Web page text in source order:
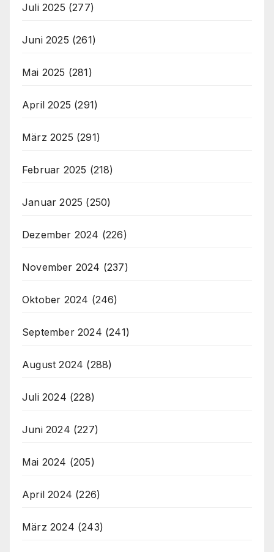
Juli 2025 (277)
Juni 2025 (261)
Mai 2025 (281)
April 2025 (291)
März 2025 (291)
Februar 2025 (218)
Januar 2025 (250)
Dezember 2024 (226)
November 2024 (237)
Oktober 2024 (246)
September 2024 (241)
August 2024 (288)
Juli 2024 (228)
Juni 2024 (227)
Mai 2024 (205)
April 2024 (226)
März 2024 (243)